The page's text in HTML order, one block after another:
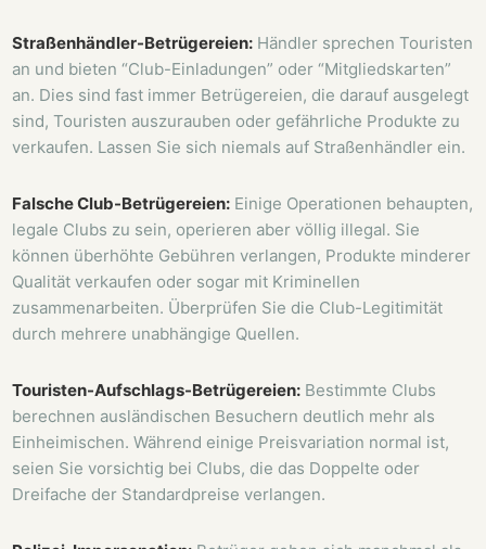
Straßenhändler-Betrügereien: Händler sprechen Touristen
an und bieten “Club-Einladungen” oder “Mitgliedskarten”
an. Dies sind fast immer Betrügereien, die darauf ausgelegt
sind, Touristen auszurauben oder gefährliche Produkte zu
verkaufen. Lassen Sie sich niemals auf Straßenhändler ein.
Falsche Club-Betrügereien: Einige Operationen behaupten,
legale Clubs zu sein, operieren aber völlig illegal. Sie
können überhöhte Gebühren verlangen, Produkte minderer
Qualität verkaufen oder sogar mit Kriminellen
zusammenarbeiten. Überprüfen Sie die Club-Legitimität
durch mehrere unabhängige Quellen.
Touristen-Aufschlags-Betrügereien: Bestimmte Clubs
berechnen ausländischen Besuchern deutlich mehr als
Einheimischen. Während einige Preisvariation normal ist,
seien Sie vorsichtig bei Clubs, die das Doppelte oder
Dreifache der Standardpreise verlangen.